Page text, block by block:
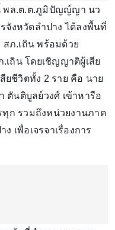
พล.ต.ต.ภูมิปัญญ์ญา นว
จังหวัดลำปาง ได้ลงพื้นที่
ภ.เถิน พร้อมด้วย
เถิน โดยเชิญญาติผู้เสีย
ยชีวิตทั้ง 2 ราย คือ นาย
ตันติบูลย์วงศ์ เข้าหารือ
ก รวมถึงหน่วยงานภาค
เพื่อเจรจาเรื่องการ